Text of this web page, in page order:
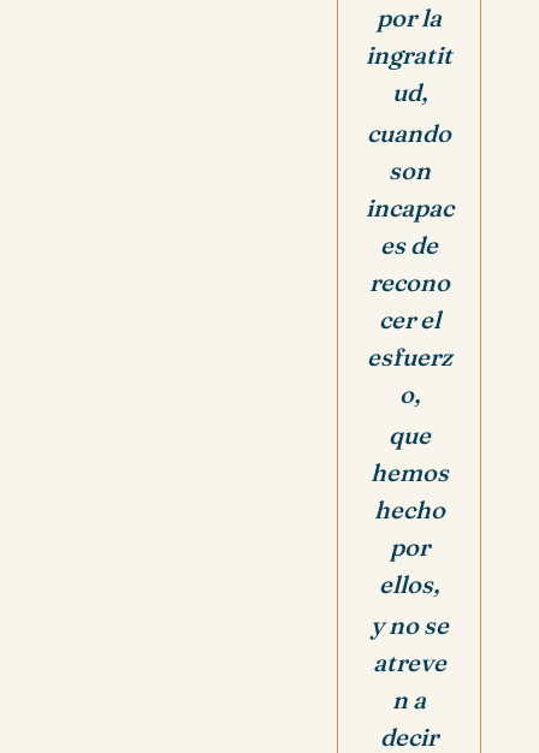
por la
ingratit
ud,
cuando
son
incapac
es de
recono
cer el
esfuerz
o,
que
hemos
hecho
por
ellos,
y no se
atreve
n a
decir